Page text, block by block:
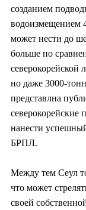
созданием
водоизмещением
может нести до
больше по
северокорейской
но даже 3000-
представлна
северокорейские
нанести
БРПЛ.
Между тем Сеул
что может
своей